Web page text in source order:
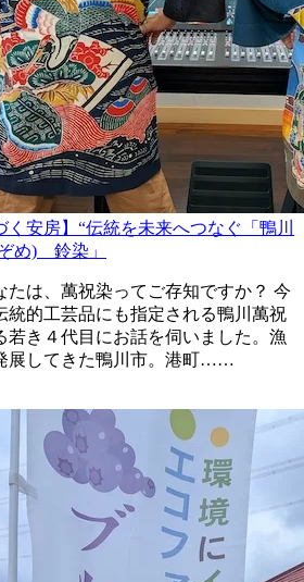
く安房】“伝統を未来へつなぐ「鴨川
め) 鈴染」
たは、萬祝染ってご存知ですか？ 今
統的工芸品にも指定される鴨川萬祝
若き４代目にお話を伺いました。漁
展してきた鴨川市。港町……